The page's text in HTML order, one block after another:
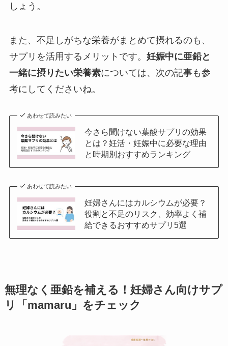
しょう。
また、不足しがちな栄養がまとめて摂れるのも、
サプリを活用するメリットです。 妊娠中に亜鉛と
一緒に摂りたい栄養素については、次の記事も参
考にしてくださいね。
あわせて読みたい
今さら聞けない葉酸サプリの効果
とは？妊活・妊娠中に必要な理由
と時期別おすすめランキング
あわせて読みたい
妊婦さんにはカルシウムが必要？
役割と不足のリスク、効率よく補
給できるおすすめサプリ5選
無理なく亜鉛を補える！妊婦さん向けサプ
リ「mamaru」をチェック